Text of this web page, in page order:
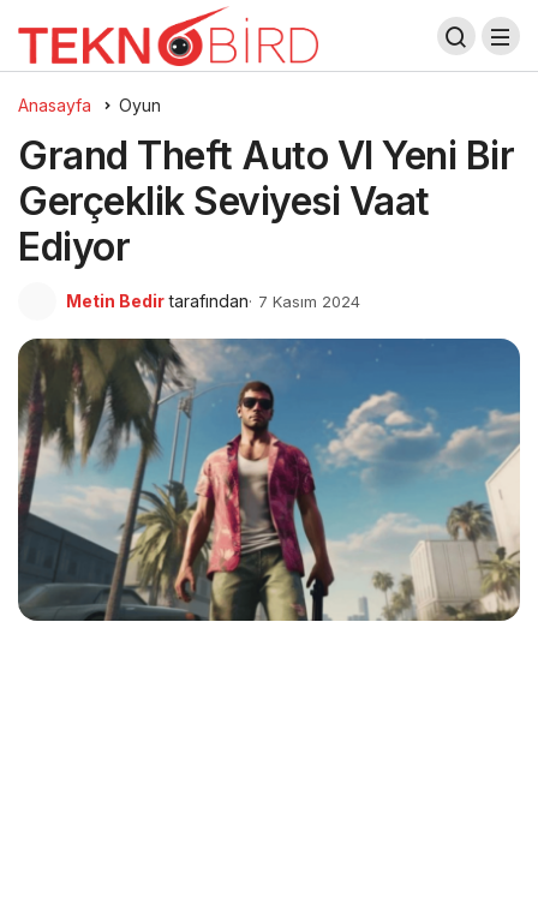
Anasayfa Oyun
Grand Theft Auto VI Yeni Bir
Gerçeklik Seviyesi Vaat
Ediyor
Metin Bedir tarafından 7 Kasım 2024